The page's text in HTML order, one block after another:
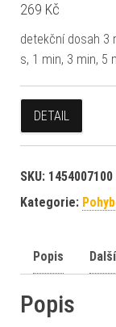
269 Kč
detekční dosah 3
s, 1 min, 3 min, 5
DETAIL
SKU: 1454007100
Kategorie:
Popis
Popis